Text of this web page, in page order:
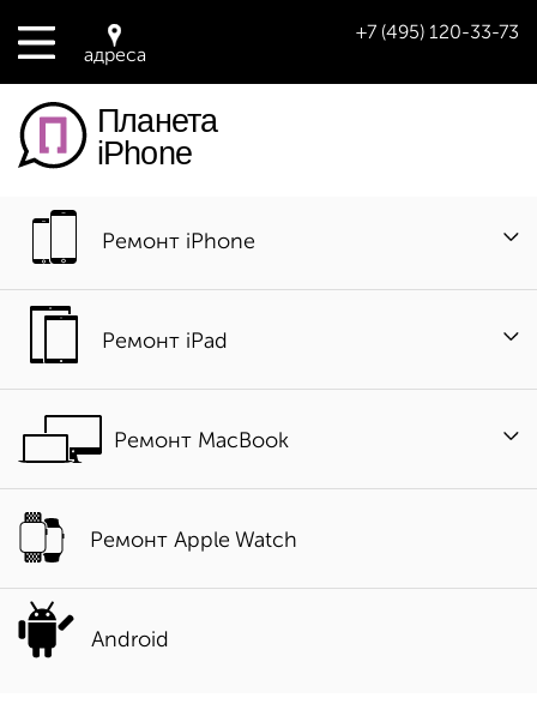
адреса
+7 (495) 120-33-73
Планета
iPhone
Ремонт iPhone
Ремонт iPad
Ремонт MacBook
Ремонт Apple Watch
Android